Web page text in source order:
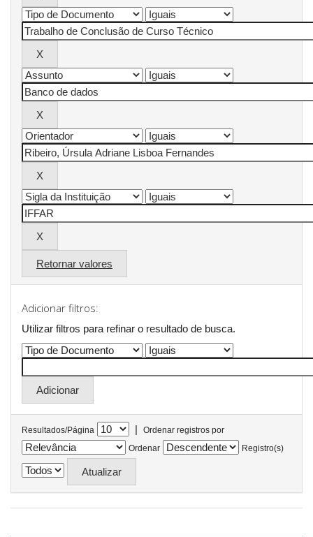
Retornar valores
Adicionar filtros:
Utilizar filtros para refinar o resultado de busca.
Resultados/Página |
Ordenar registros por
Ordenar
Registro(s)